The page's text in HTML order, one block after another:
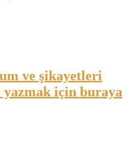
ve şikayetleri
için buraya